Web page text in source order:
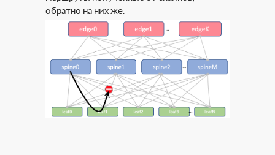
обратно на них же.